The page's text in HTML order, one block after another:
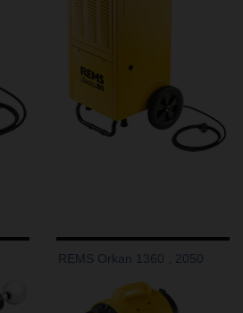
REMS Orkan 1360 , 2050